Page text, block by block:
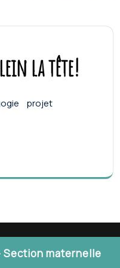
la tête!
projet
Section maternelle